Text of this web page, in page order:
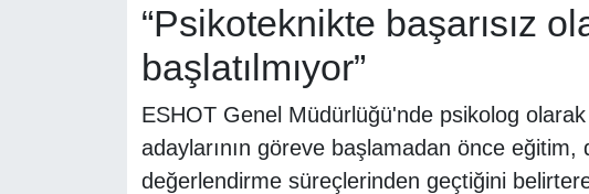
“Psikoteknikte başarısız
başlatılmıyor”
ESHOT Genel Müdürlüğü'nde psikolog
adaylarının göreve başlamadan önce eğitim,
değerlendirme süreçlerinden geçtiğini